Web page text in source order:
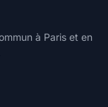
à Paris et en